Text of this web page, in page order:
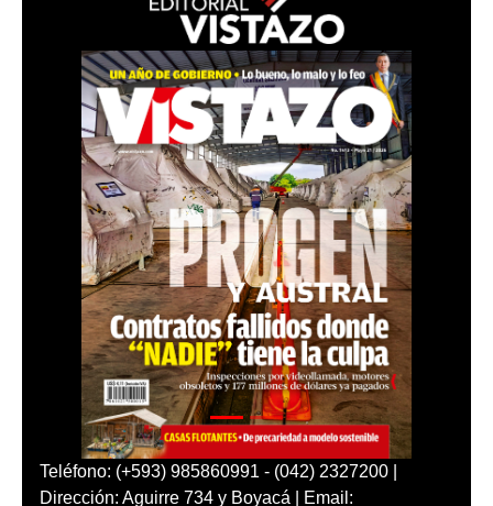
Teléfono: (+593) 985860991 - (042) 2327200 |
Dirección: Aguirre 734 y Boyacá | Email: